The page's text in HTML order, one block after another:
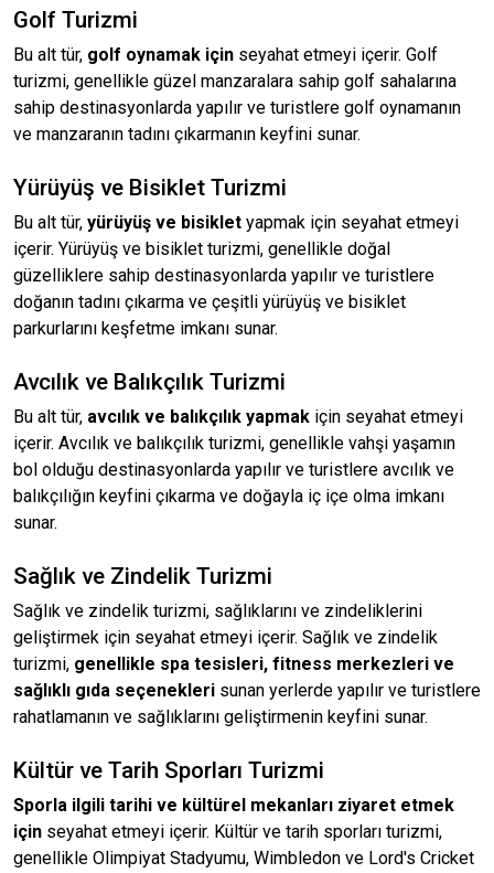
Golf Turizmi
Bu alt tür, golf oynamak için seyahat etmeyi içerir. Golf
turizmi, genellikle güzel manzaralara sahip golf sahalarına
sahip destinasyonlarda yapılır ve turistlere golf oynamanın
ve manzaranın tadını çıkarmanın keyfini sunar.
Yürüyüş ve Bisiklet Turizmi
Bu alt tür, yürüyüş ve bisiklet yapmak için seyahat etmeyi
içerir. Yürüyüş ve bisiklet turizmi, genellikle doğal
güzelliklere sahip destinasyonlarda yapılır ve turistlere
doğanın tadını çıkarma ve çeşitli yürüyüş ve bisiklet
parkurlarını keşfetme imkanı sunar.
Avcılık ve Balıkçılık Turizmi
Bu alt tür, avcılık ve balıkçılık yapmak için seyahat etmeyi
içerir. Avcılık ve balıkçılık turizmi, genellikle vahşi yaşamın
bol olduğu destinasyonlarda yapılır ve turistlere avcılık ve
balıkçılığın keyfini çıkarma ve doğayla iç içe olma imkanı
sunar.
Sağlık ve Zindelik Turizmi
Sağlık ve zindelik turizmi, sağlıklarını ve zindeliklerini
geliştirmek için seyahat etmeyi içerir. Sağlık ve zindelik
turizmi, genellikle spa tesisleri, fitness merkezleri ve
sağlıklı gıda seçenekleri sunan yerlerde yapılır ve turistlere
rahatlamanın ve sağlıklarını geliştirmenin keyfini sunar.
Kültür ve Tarih Sporları Turizmi
Sporla ilgili tarihi ve kültürel mekanları ziyaret etmek
için seyahat etmeyi içerir. Kültür ve tarih sporları turizmi,
genellikle Olimpiyat Stadyumu, Wimbledon ve Lord's Cricket